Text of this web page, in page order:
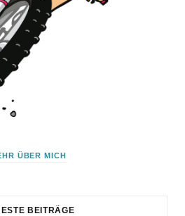
ÜBER MICH
BEITRÄGE